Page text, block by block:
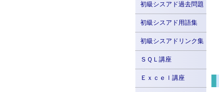
初級シスアド過去問題
初級シスアド用語集
初級シスアドリンク集
ＳＱＬ講座
Ｅｘｃｅｌ講座